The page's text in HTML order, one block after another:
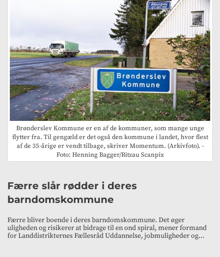
Brønderslev Kommune er en af de kommuner, som mange unge
flytter fra. Til gengæld er det også den kommune i landet, hvor flest
af de 35-årige er vendt tilbage, skriver Momentum. (Arkivfoto). -
Foto: Henning Bagger/Ritzau Scanpix
Færre slår rødder i deres
barndomskommune
Færre bliver boende i deres barndomskommune. Det øger
uligheden og risikerer at bidrage til en ond spiral, mener formand
for Landdistrikternes Fællesråd Uddannelse, jobmuligheder og…